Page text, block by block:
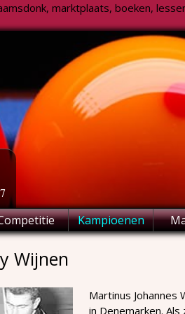
marktplaats, boeken,
Kampioenen
Wijnen
Martinus
in Denemarken.